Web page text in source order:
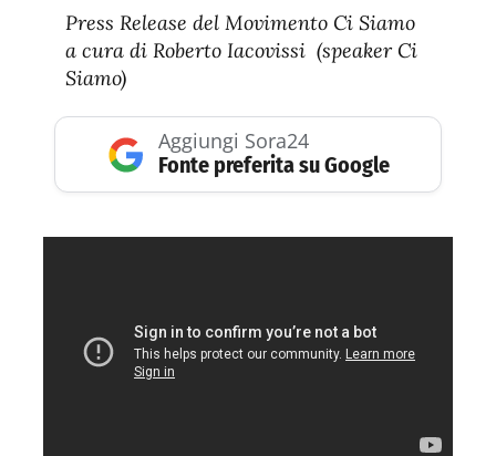
Press Release del Movimento Ci Siamo
a cura di Roberto Iacovissi (speaker Ci
Siamo)
Aggiungi Sora24
Fonte preferita su Google